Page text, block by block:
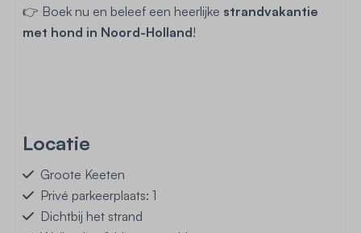
👉 Boek nu en beleef een heerlijke strandvakantie
met hond in Noord-Holland!
Locatie
Groote Keeten
Privé parkeerplaats: 1
Dichtbij het strand